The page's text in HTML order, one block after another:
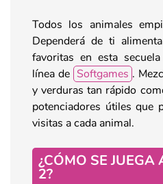
Todos los animales
Dependerá de ti
favoritas en esta
línea de Softgames .
y verduras tan rápido
potenciadores útiles que
visitas a cada animal.
¿CÓMO SE JUEGA
2?